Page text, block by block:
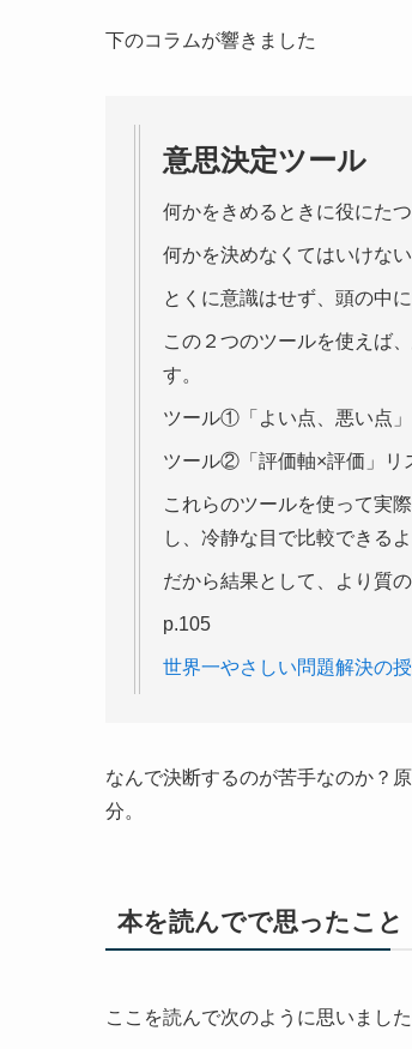
下のコラムが響きました
意思決定ツール
何かをきめるときに役にたつ
何かを決めなくてはいけな
とくに意識はせず、頭の中
この２つのツールを使えば
す。
ツール①「よい点、悪い点」
ツール②「評価軸×評価」リ
これらのツールを使って実
し、冷静な目で比較できる
だから結果として、より質
p.105
世界一やさしい問題解決の
なんで決断するのが苦手なのか？
分。
本を読んでで思ったこと
ここを読んで次のように思いました